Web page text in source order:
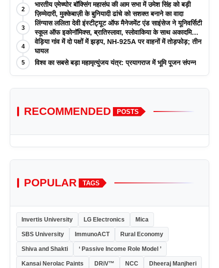
2
भारतीय एमेच्योर बॉक्सिंग महासंघ की आम सभा में उमेश सिंह को बड़ी
ज़िम्मेदारी, मुक्केबाज़ी के बुनियादी ढांचे को सशक्त बनाने का वादा
3
लिंग्यास ललिता देवी इंस्टीट्यूट ऑफ मैनेजमेंट एंड साइंसेज ने यूनिवर्सिटी
स्कूल ऑफ इकोनॉमिक्स, ब्रातिस्लावा, स्लोवाकिया के साथ अकादमिक
पत्रिकाओं में प्रकाशन रणनीतियों पर एक दिवसीय कार्यशाला का
आयोजन किया
4
वेड़िया गांव में दो पक्षों में झड़प, NH-925A पर वाहनों में तोड़फोड़; तीन
घायल
5 विश्व का सबसे बड़ा महामृत्युंजय यंत्र: प्रयागराज में भूमि पूजन संपन्न
RECOMMENDED POSTS
POPULAR TAGS
Invertis University LG Electronics Mica
SBS University ImmunoACT Rural Economy
Shiva and Shakti ‘ Passive Income Role Model ’
Kansai Nerolac Paints DRiV™ NCC Dheeraj Manjheri